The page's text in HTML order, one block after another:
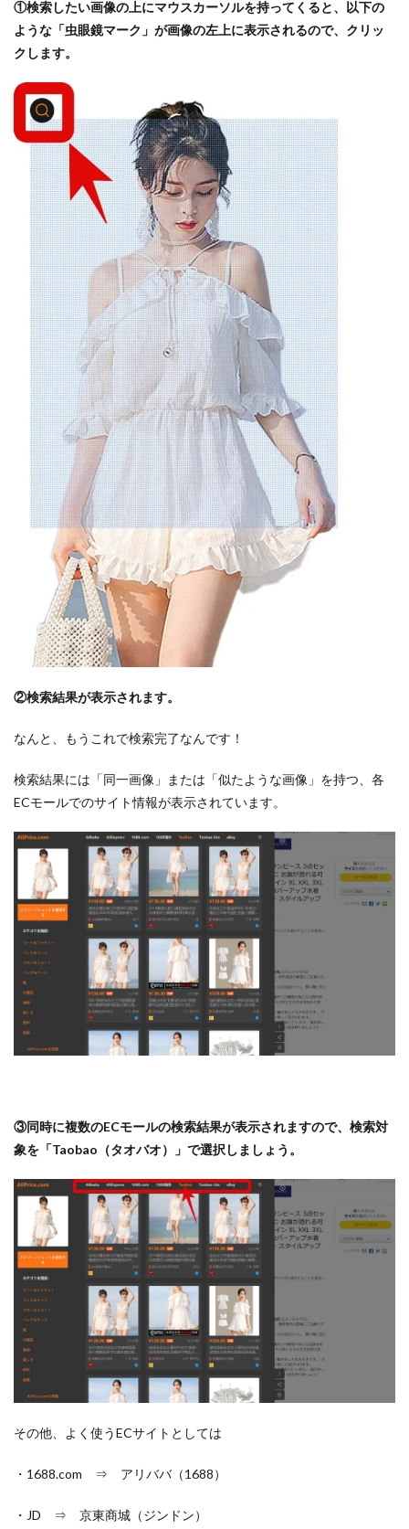
①検索したい画像の上にマウスカーソルを持ってくると、以下の
ような「虫眼鏡マーク」が画像の左上に表示されるので、クリッ
クします。
②検索結果が表示されます。
なんと、もうこれで検索完了なんです！
検索結果には「同一画像」または「似たような画像」を持つ、各
ECモールでのサイト情報が表示されています。
③同時に複数のECモールの検索結果が表示されますので、検索対
象を「Taobao（タオバオ）」で選択しましょう。
その他、よく使うECサイトとしては
・1688.com ⇒ アリババ（1688）
・JD ⇒ 京東商城（ジンドン）